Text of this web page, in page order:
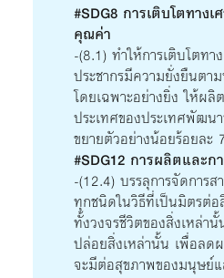
#SDG8 การเติบโตทาง
คุณค่า
-(8.1) ทำให้การเติบโตท
ประชากรมีความยั่งยืนตา
โดยเฉพาะอย่างยิ่ง ให้ผ
ประเทศของประเทศพัฒ
ขยายตัวอย่างน้อยร้อยละ
#SDG12 การผลิตและก
-(12.4) บรรลุการจัดการส
ทุกชนิดในวิธีที่เป็นมิตรต่
ทั้งวงจรชีวิตของสิ่งเหล่า
ปล่อยสิ่งเหล่านั้น เพื่อลด
จะมีต่อสุขภาพของมนุษย์